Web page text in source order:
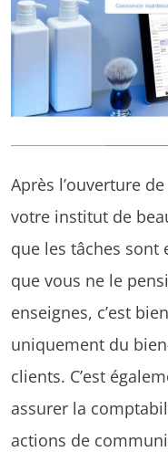
Après l’ouverture
votre institut de
que les tâches
que vous ne le
enseignes, c’est
uniquement du
clients. C’est
assurer la
actions de